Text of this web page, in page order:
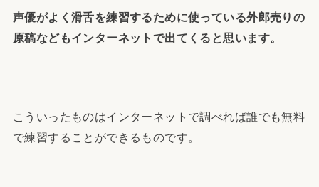
声優がよく滑舌を練習するために使っている外郎売りの
原稿などもインターネットで出てくると思います。
こういったものはインターネットで調べれば誰でも無料
で練習することができるものです。